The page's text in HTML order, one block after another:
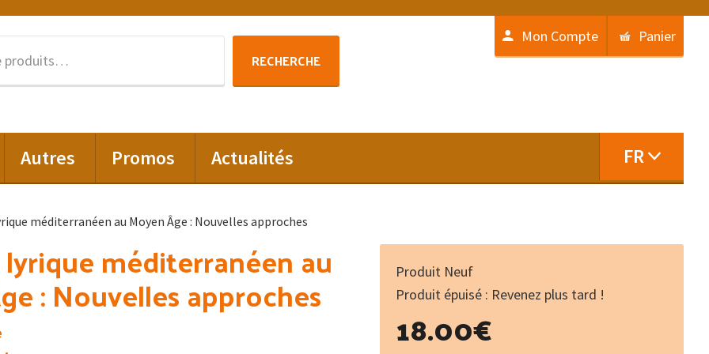
RECHERCHE
Mon Compte Panier
Autres Promos Actualités FR
méditerranéen au Moyen Âge : Nouvelles approches
lyrique méditerranéen au
: Nouvelles approches
Produit Neuf
Produit épuisé : Revenez plus tard !
18.00€